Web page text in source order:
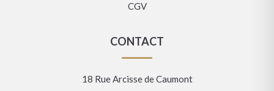
CGV
CONTACT
18 Rue Arcisse de Caumont